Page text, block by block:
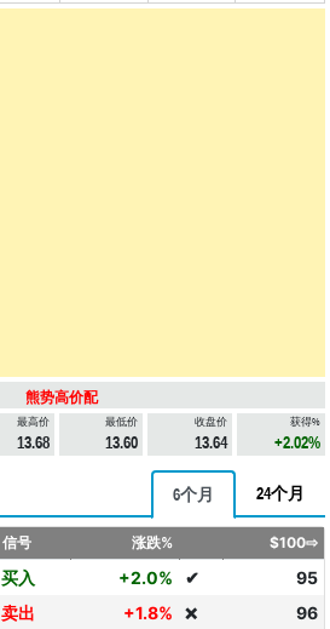
熊势高价配
最高价
13.68
最低价
13.60
收盘价
13.64
获得%
+2.02%
6个月 24个月
信号 涨跌% $100⇨
买入 +2.0% ✔
95
卖出 +1.8% ❌
96